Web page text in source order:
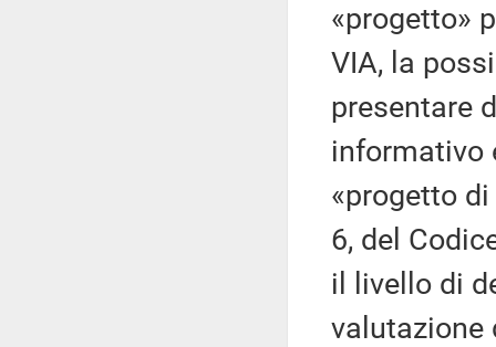
«progetto»
VIA, la
presentare
informativo
«progetto
6, del
il livello di
valutazione